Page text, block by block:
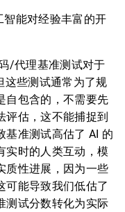
能对经验丰富的开
/代理基准测试对于
这些测试通常为了规
自包含的，不需要先
评估，这不能捕捉到
基准测试高估了 AI 的
实时的人类互动，模
质性进展，因为一些
可能导致我们低估了
测试分数转化为实际